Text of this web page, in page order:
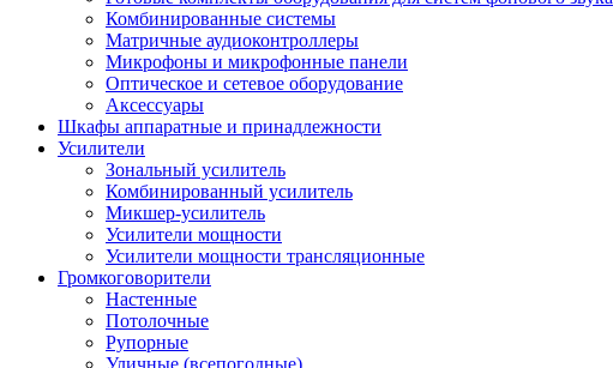
Комбинированные системы
Матричные аудиоконтроллеры
Микрофоны и микрофонные панели
Оптическое и сетевое оборудование
Аксессуары
Шкафы аппаратные и принадлежности
Усилители
Зональный усилитель
Комбинированный усилитель
Микшер-усилитель
Усилители мощности
Усилители мощности трансляционные
Громкоговорители
Настенные
Потолочные
Рупорные
Уличные (всепогодные)